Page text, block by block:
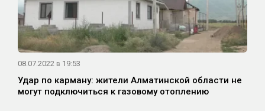
08.07.2022 в 19:53
Удар по карману: жители Алматинской области не
могут подключиться к газовому отоплению